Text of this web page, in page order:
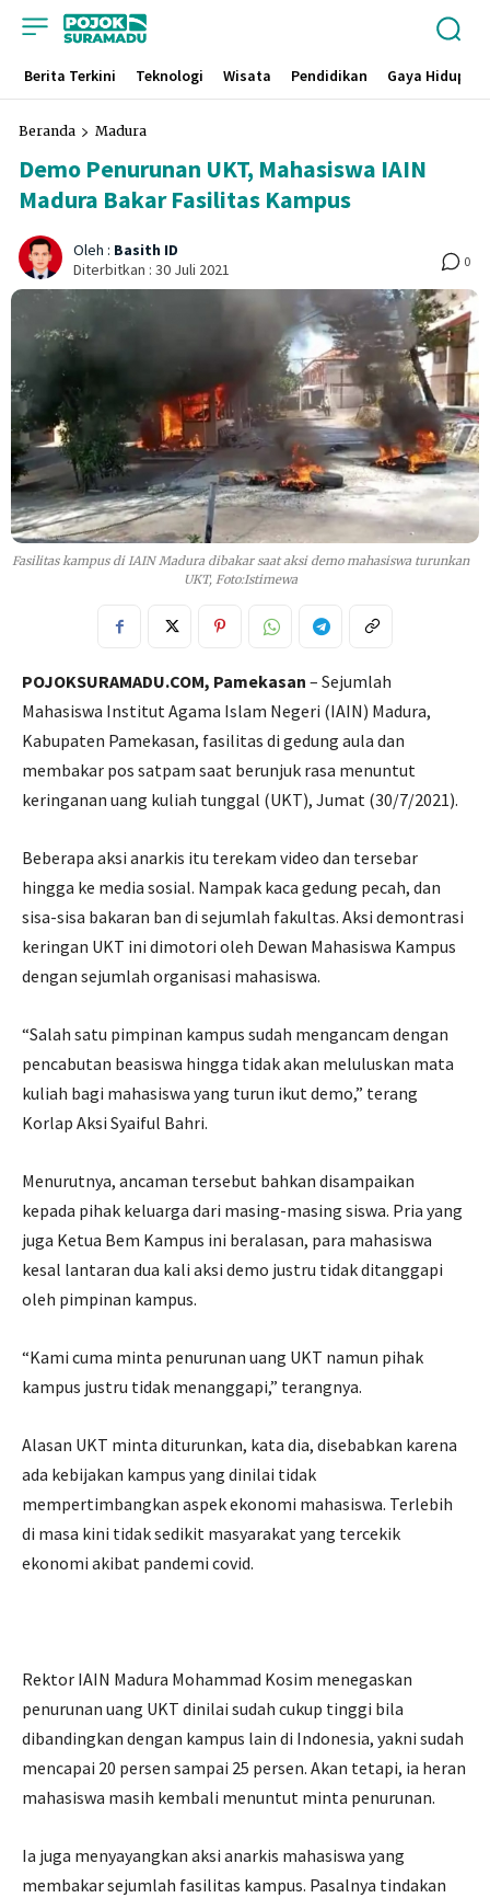
Berita Terkini Teknologi Wisata Pendidikan Gaya Hidup
Beranda Madura
Demo Penurunan UKT, Mahasiswa IAIN
Madura Bakar Fasilitas Kampus
Oleh : Basith ID
Diterbitkan : 30 Juli 2021 0
Fasilitas kampus di IAIN Madura dibakar saat aksi demo mahasiswa turunkan
UKT, Foto:Istimewa
POJOKSURAMADU.COM, Pamekasan – Sejumlah
Mahasiswa Institut Agama Islam Negeri (IAIN) Madura,
Kabupaten Pamekasan, fasilitas di gedung aula dan
membakar pos satpam saat berunjuk rasa menuntut
keringanan uang kuliah tunggal (UKT), Jumat (30/7/2021).
Beberapa aksi anarkis itu terekam video dan tersebar
hingga ke media sosial. Nampak kaca gedung pecah, dan
sisa-sisa bakaran ban di sejumlah fakultas. Aksi demontrasi
keringan UKT ini dimotori oleh Dewan Mahasiswa Kampus
dengan sejumlah organisasi mahasiswa.
“Salah satu pimpinan kampus sudah mengancam dengan
pencabutan beasiswa hingga tidak akan meluluskan mata
kuliah bagi mahasiswa yang turun ikut demo,” terang
Korlap Aksi Syaiful Bahri.
Menurutnya, ancaman tersebut bahkan disampaikan
kepada pihak keluarga dari masing-masing siswa. Pria yang
juga Ketua Bem Kampus ini beralasan, para mahasiswa
kesal lantaran dua kali aksi demo justru tidak ditanggapi
oleh pimpinan kampus.
“Kami cuma minta penurunan uang UKT namun pihak
kampus justru tidak menanggapi,” terangnya.
Alasan UKT minta diturunkan, kata dia, disebabkan karena
ada kebijakan kampus yang dinilai tidak
mempertimbangkan aspek ekonomi mahasiswa. Terlebih
di masa kini tidak sedikit masyarakat yang tercekik
ekonomi akibat pandemi covid.
Rektor IAIN Madura Mohammad Kosim menegaskan
penurunan uang UKT dinilai sudah cukup tinggi bila
dibandingkan dengan kampus lain di Indonesia, yakni sudah
mencapai 20 persen sampai 25 persen. Akan tetapi, ia heran
mahasiswa masih kembali menuntut minta penurunan.
Ia juga menyayangkan aksi anarkis mahasiswa yang
membakar sejumlah fasilitas kampus. Pasalnya tindakan